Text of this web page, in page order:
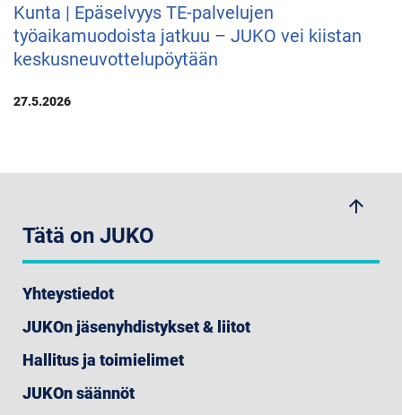
Kunta | Epäselvyys TE-palvelujen
työaikamuodoista jatkuu – JUKO vei kiistan
keskusneuvottelupöytään
27.5.2026
arrow_upwards
Tätä on JUKO
Yhteystiedot
JUKOn jäsenyhdistykset & liitot
Hallitus ja toimielimet
JUKOn säännöt